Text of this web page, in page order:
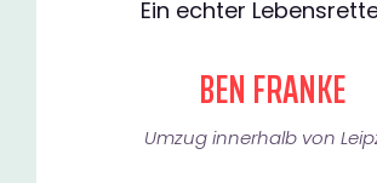
Ein echter
BEN FRANKE
Umzug innerhalb von